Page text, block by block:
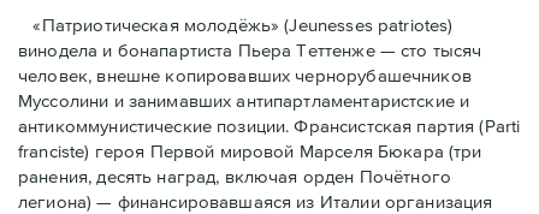
«Патриотическая молодёжь» (Jeunesses patriotes)
винодела и бонапартиста Пьера Тeттенже — cто тысяч
человек, внешне копировавших чернорубашечников
Муссолини и занимавших антипартламентаристские и
антикоммунистические позиции. Франсистская партия (Parti
franciste) героя Первой мировой Марселя Бюкара (три
ранения, десять наград, включая орден Почётного
легиона) — финансировавшаяся из Италии организация